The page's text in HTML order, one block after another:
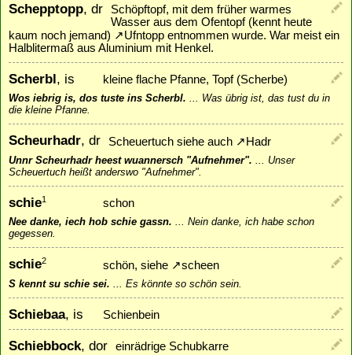
Schepptopp, dr
Schöpftopf, mit dem früher warmes
Wasser aus dem Ofentopf (kennt heute
kaum noch jemand) ↗Ufntopp entnommen wurde. War meist ein
Halblitermaß aus Aluminium mit Henkel.
Scherbl, is kleine flache Pfanne, Topf (Scherbe)
Wos iebrig is, dos tuste ins Scherbl. ... Was übrig ist, das tust du in
die kleine Pfanne.
Scheurhadr, dr Scheuertuch siehe auch ↗ Hadr
Unnr Scheurhadr heest wuannersch "Aufnehmer". ... Unser
Scheuertuch heißt anderswo "Aufnehmer".
schie1 schon
Nee danke, iech hob schie gassn. ... Nein danke, ich habe schon
gegessen.
schie2 schön, siehe ↗scheen
S kennt su schie sei. ... Es könnte so schön sein.
Schiebaa, is Schienbein
Schiebbock, dor einrädrige Schubkarre